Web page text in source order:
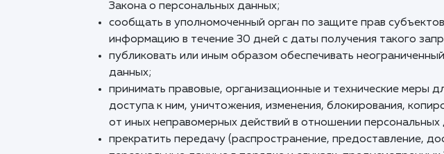
Закона о персональных данных;
сообщать в уполномоченный орган по защите прав
информацию в течение 30 дней с даты получения такого
публиковать или иным образом обеспечивать
данных;
принимать правовые, организационные и технические меры
доступа к ним, уничтожения, изменения, блокирования,
от иных неправомерных действий в отношении персональных
прекратить передачу (распространение, предоставление,